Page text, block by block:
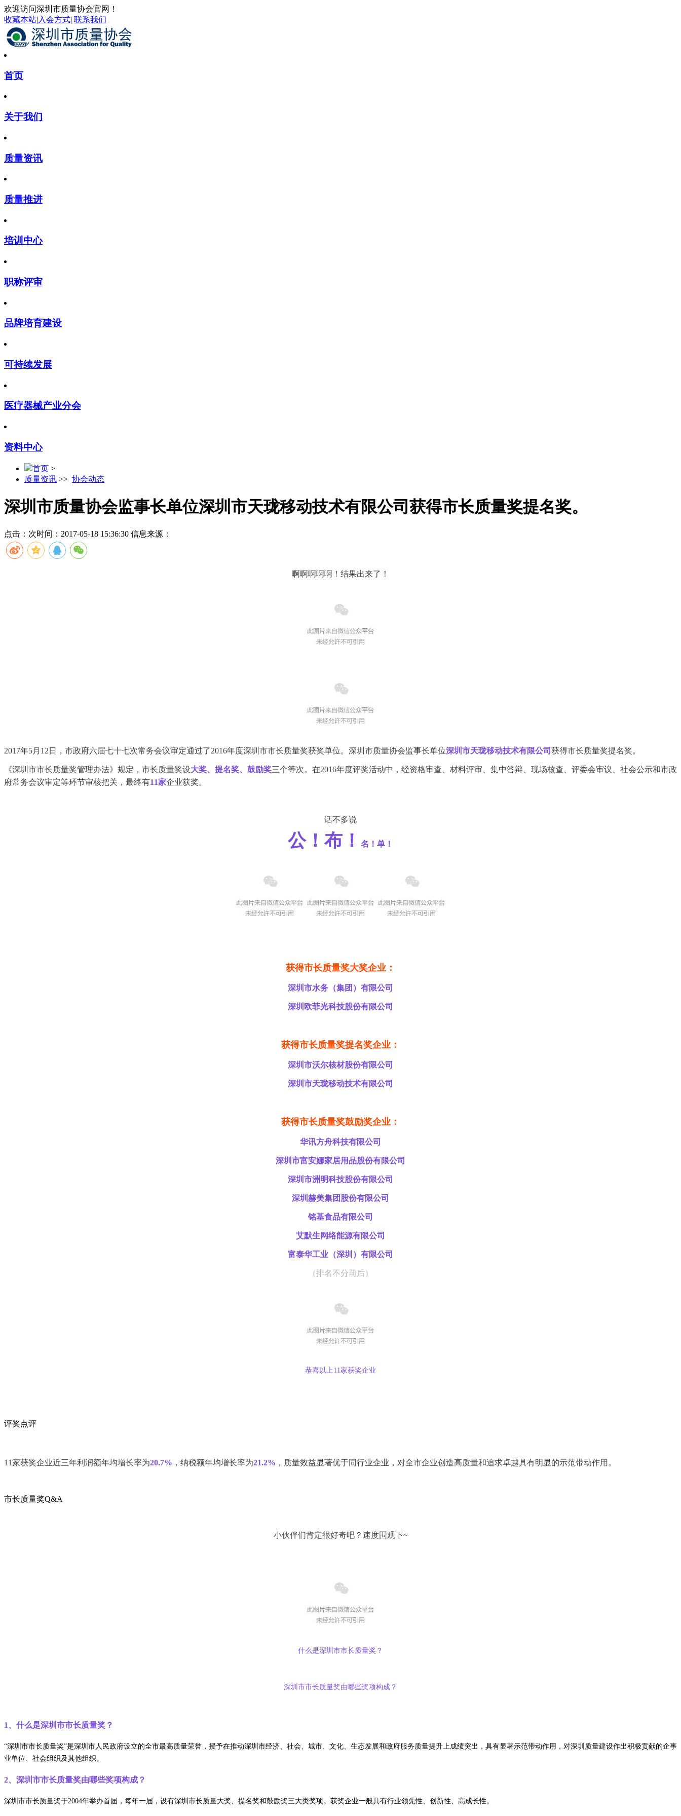
欢迎访问深圳市质量协会官网！
收藏本站| 入会方式| 联系我们
首页
关于我们
质量资讯
质量推进
培训中心
职称评审
品牌培育建设
可持续发展
医疗器械产业分会
资料中心
首页 >
质量资讯 >> 协会动态
深圳市质量协会监事长单位深圳市天珑移动技术有限公司获得市长质量奖提名奖。
点击： 次时间：2017-05-18 15:36:30 信息来源：
啊啊啊啊啊！结果出来了！
2017年5月12日，市政府六届七十七次常务会议审定通过了2016年度深圳市市长质量奖获奖单位。深圳市质量协会监事长单位深圳市天珑移动技术有限公司 获得市长质量奖提名奖。
《深圳市市长质量奖管理办法》规定，市长质量奖设大奖、提名奖、鼓励奖三个等次。在2016年度评奖活动中，经资格审查、材料评审、集中答辩、现场核查、评委会审议、社会公示和市政
府常务会议审定等环节审核把关，最终有11家企业获奖。
话不多说
公！布！ 名！单！
获得市长质量奖大奖企业：
深圳市水务（集团）有限公司
深圳欧菲光科技股份有限公司
获得市长质量奖提名奖企业：
深圳市沃尔核材股份有限公司
深圳市天珑移动技术有限公司
获得市长质量奖鼓励奖企业：
华讯方舟科技有限公司
深圳市富安娜家居用品股份有限公司
深圳市洲明科技股份有限公司
深圳赫美集团股份有限公司
铭基食品有限公司
艾默生网络能源有限公司
富泰华工业（深圳）有限公司
（排名不分前后）
恭喜以上11家获奖企业
评奖点评
11家获奖企业近三年利润额年均增长率为20.7% ，纳税额年均增长率为21.2% ，质量效益显著优于同行业企业，对全市企业创造高质量和追求卓越具有明显的示范带动作用。
市长质量奖Q&A
小伙伴们肯定很好奇吧？速度围观下~
什么是深圳市市长质量奖？
深圳市市长质量奖由哪些奖项构成？
1、什么是深圳市市长质量奖？
“深圳市市长质量奖”是深圳市人民政府设立的全市最高质量荣誉，授予在推动深圳市经济、社会、城市、文化、生态发展和政府服务质量提升上成绩突出，具有显著示范带动作用，对深圳质量建设作出积极贡献的企事
业单位、社会组织及其他组织。
2、深圳市市长质量奖由哪些奖项构成？
深圳市市长质量奖于2004年举办首届，每年一届，设有深圳市长质量大奖、提名奖和鼓励奖三大类奖项。获奖企业一般具有行业领先性、创新性、高成长性。